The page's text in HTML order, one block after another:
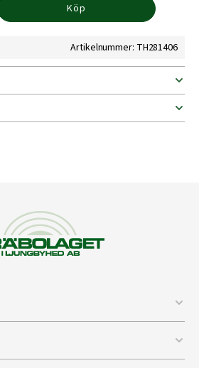
Köp
Artikelnummer: TH281406